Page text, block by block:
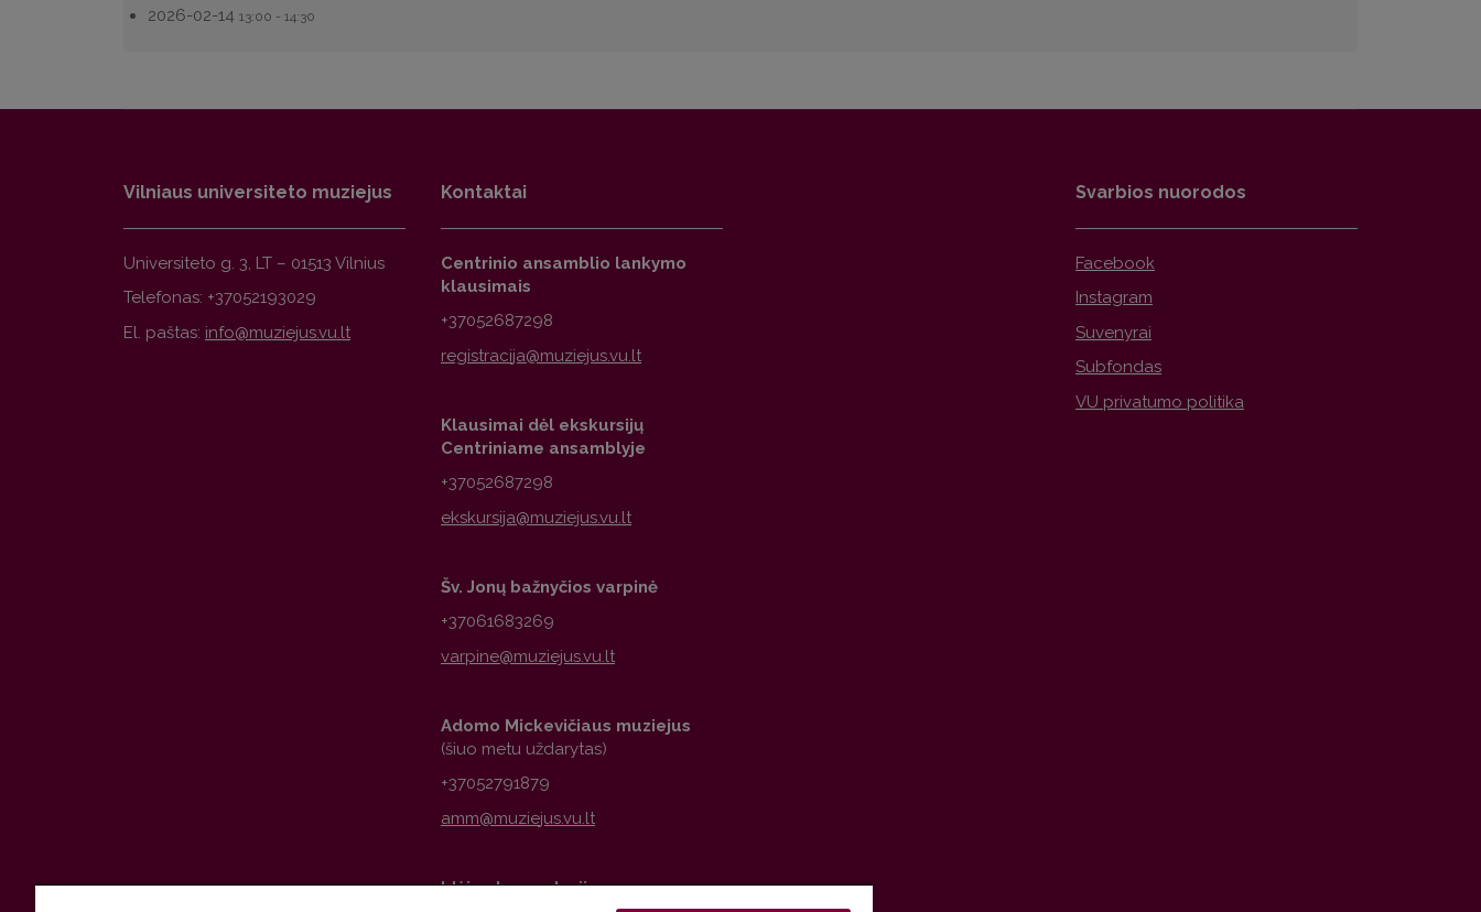
2026-02-14 13:00 - 14:30
Vilniaus universiteto muziejus
Universiteto g. 3, LT – 01513 Vilnius
Telefonas: +37052193029
El. paštas:
Kontaktai
Centrinio ansamblio lankymo
klausimais
+37052687298
Klausimai dėl ekskursijų
Centriniame ansamblyje
+37052687298
Šv. Jonų bažnyčios varpinė
+37061683269
Adomo Mickevičiaus muziejus
(šiuo metu uždarytas)
+37052791879
Idėjų observatorija
Svarbios nuorodos
Facebook
Instagram
Suvenyrai
Subfondas
VU privatumo politika